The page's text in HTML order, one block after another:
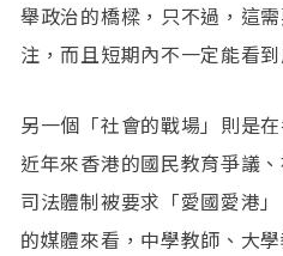
舉政治的橋樑，只不過，這
注，而且短期內不一定能看到
另一個「社會的戰場」則是
近年來香港的國民教育爭議
司法體制被要求「愛國愛港
的媒體來看，中學教師、大